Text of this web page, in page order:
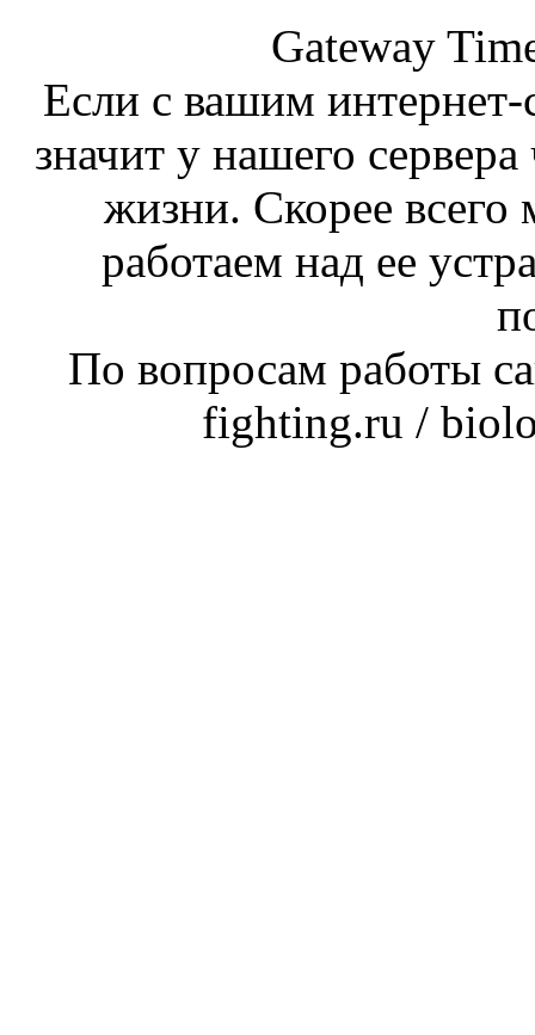
Gateway
Если с вашим интернет-
значит у нашего
жизни. Скорее
работаем над ее
По вопросам работы
fighting.ru /